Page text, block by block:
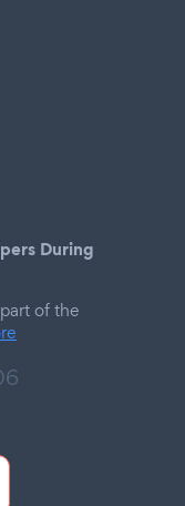
During
of the